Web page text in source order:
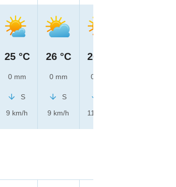
25 °C
0 mm
S
9 km/h
26 °C
0 mm
S
9 km/h
26 °C
0 mm
11 km/h